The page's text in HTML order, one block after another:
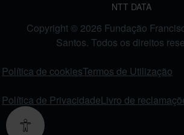
NTT DATA
Copyright © 2026 Fundação
Santos. Todos os direitos
Política de cookiesTermos de Utilização
Política de PrivacidadeLivro de